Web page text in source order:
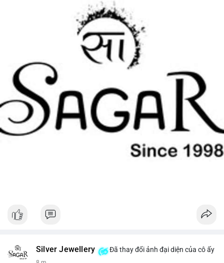
Silver Jewellery Đã thay đổi ảnh đại diện của cô ấy